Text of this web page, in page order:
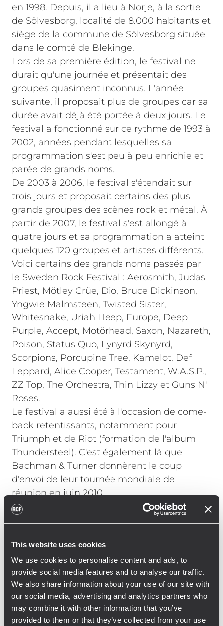
This website uses cookies
We use cookies to personalise content and ads, to
provide social media features and to analyse our traffic.
We also share information about your use of our site with
our social media, advertising and analytics partners who
may combine it with other information that you’ve
provided to them or that they’ve collected from your use
en 1998. Depuis, il a lieu à Norje, à la sortie
de Sölvesborg, localité de 8.000 habitants et
siège de la commune de Sölvesborg située
dans le comté de Blekinge.
Lors de sa première édition, le festival ne
durait qu'une journée et présentait des
groupes quasiment inconnus. L'année
suivante, il proposait plus de groupes car sa
durée avait déjà été portée à deux jours. Le
festival a fonctionné sur ce rythme de 1993 à
2002, années pendant lesquelles sa
programmation s'est peu à peu enrichie et
parée de grands noms.
De 2003 à 2006, le festival s'étendait sur
trois jours et proposait certains des plus
grands groupes des scènes rock et métal. À
partir de 2007, le festival s'est allongé à
quatre jours et sa programmation a atteint
quelques 120 groupes et artistes différents.
Voici certains des grands noms passés par
le Sweden Rock Festival : Aerosmith, Judas
Priest, Mötley Crüe, Dio, Bruce Dickinson,
Yngwie Malmsteen, Twisted Sister,
Whitesnake, Uriah Heep, Europe, Deep
Purple, Accept, Motörhead, Saxon, Nazareth,
Poison, Status Quo, Lynyrd Skynyrd,
Scorpions, Porcupine Tree, Kamelot, Def
Leppard, Alice Cooper, Testament, W.A.S.P.,
ZZ Top, The Orchestra, Thin Lizzy et Guns N'
Roses.
Le festival a aussi été à l'occasion de come-
back retentissants, notamment pour
Triumph et de Riot (formation de l'album
Thundersteel). C'est également là que
Bachman & Turner donnèrent le coup
d'envoi de leur tournée mondiale de
réunion en juin 2010.
Cette année, le Sweden Rock Festival
et Sweden Stage. Le système de
sonorisation de la scène Rock Klassiker était
composé de modules RCF TT+ dans la
configuration suivante :
12 x RCF TTL55-A (module line array actif 3
voies à forte puissance).